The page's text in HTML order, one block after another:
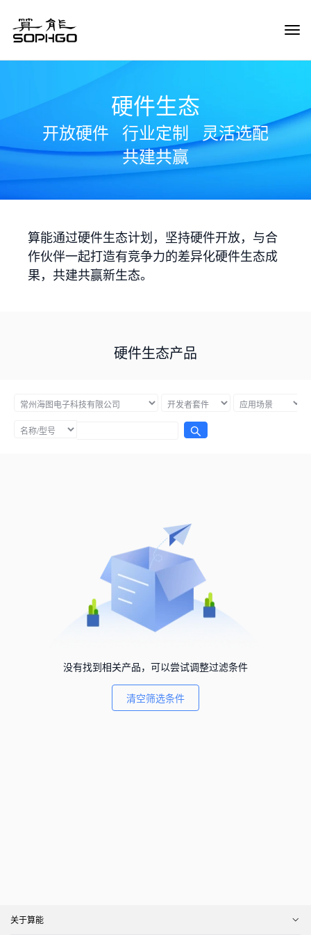
硬件生态
开放硬件 行业定制
灵活选配
共建共赢
算能通过硬件生态计划，坚持硬件开放，与合
作伙伴一起打造有竞争力的差异化硬件生态成
果，共建共赢新生态。
硬件生态产品
没有找到相关产品，可以尝试调整过滤条件
清空筛选条件
关于算能